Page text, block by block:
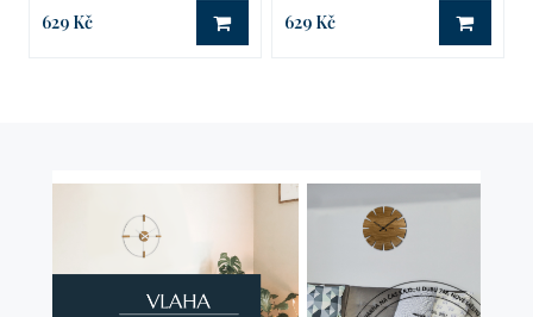
629 Kč DO KOŠÍKU
629 Kč DO